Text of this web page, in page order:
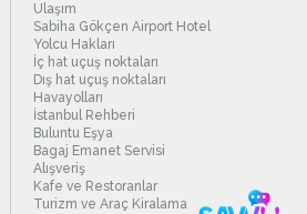
Ulaşım
Sabiha Gökçen Airport Hotel
Yolcu Hakları
İç hat uçuş noktaları
Dış hat uçuş noktaları
Havayolları
İstanbul Rehberi
Buluntu Eşya
Bagaj Emanet Servisi
Alışveriş
Kafe ve Restoranlar
Turizm ve Araç Kiralama